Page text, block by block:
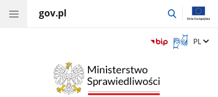
gov.pl
przejdź
Otwórz
okno
Zmień
PL